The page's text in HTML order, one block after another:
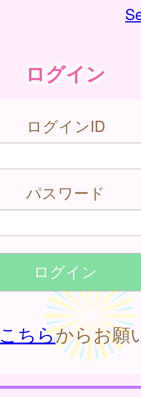
ログイン
ログインID
パスワード
こちらからお願